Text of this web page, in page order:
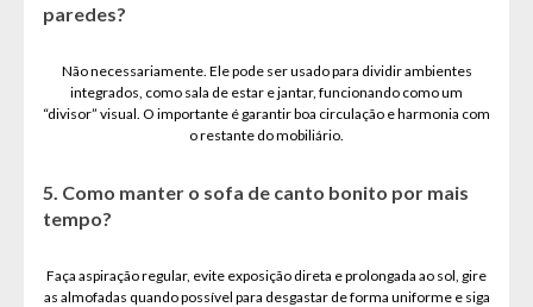
paredes?
Não necessariamente. Ele pode ser usado para dividir ambientes
integrados, como sala de estar e jantar, funcionando como um
“divisor” visual. O importante é garantir boa circulação e harmonia com
o restante do mobiliário.
5. Como manter o sofa de canto bonito por mais
tempo?
Faça aspiração regular, evite exposição direta e prolongada ao sol, gire
as almofadas quando possível para desgastar de forma uniforme e siga